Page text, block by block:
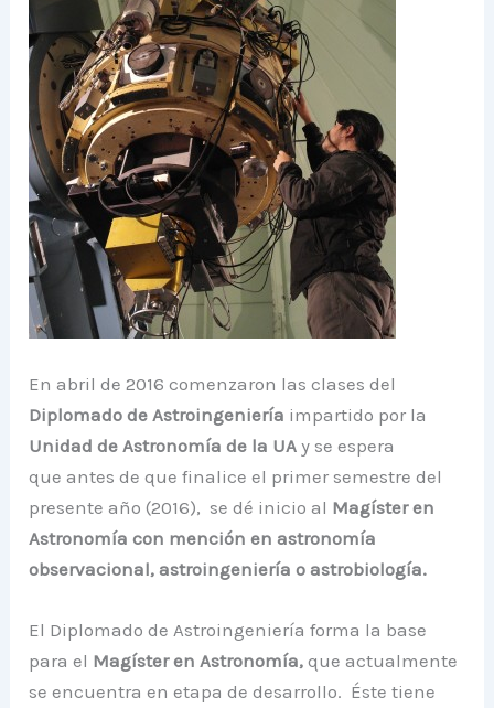
En abril de 2016 comenzaron las clases del
Diplomado de Astroingeniería impartido por la
Unidad de Astronomía de la UA y se espera
que antes de que finalice el primer semestre del
presente año (2016), se dé inicio al Magíster en
Astronomía con mención en astronomía
observacional, astroingeniería o astrobiología.
El Diplomado de Astroingeniería forma la base
para el Magíster en Astronomía,que actualmente
se encuentra en etapa de desarrollo. Éste tiene